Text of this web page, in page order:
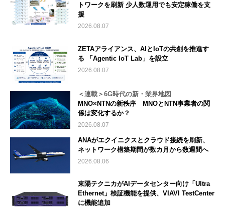
トワークを刷新 少人数運用でも安定稼働を支
援
2026.08.07
ZETAアライアンス、AIとIoTの共創を推進す
る 「Agentic IoT Lab」を設立
2026.08.07
＜連載＞6G時代の新・業界地図
MNO×NTNの新秩序 MNOとNTN事業者の関
係は変化するか？
2026.08.07
ANAがエクイニクスとクラウド接続を刷新、
ネットワーク構築期間が数カ月から数週間へ
2026.08.06
東陽テクニカがAIデータセンター向け「Ultra
Ethernet」検証機能を提供、VIAVI TestCenter
に機能追加